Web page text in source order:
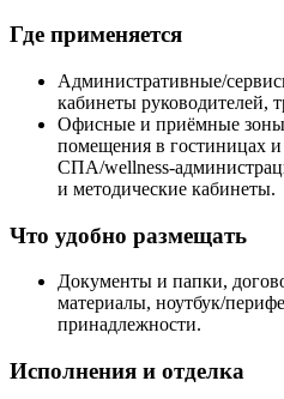
Где применяется
Административные/
кабинеты руководителей,
Офисные и приёмные
помещения в гостиницах и
СПА/
и методические кабинеты.
Что удобно размещать
Документы и папки,
материалы, ноутбук/
принадлежности.
Исполнения и отделка